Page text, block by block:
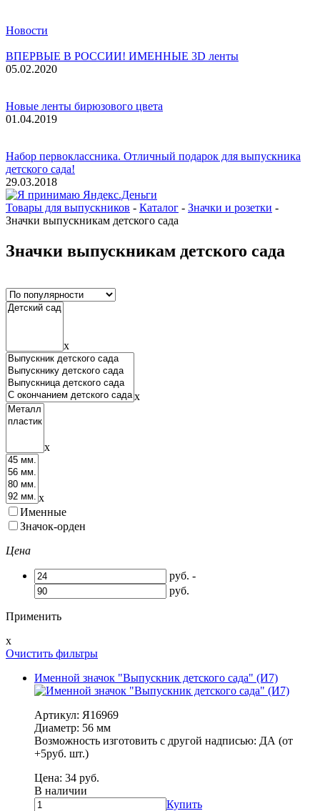
Новости
ВПЕРВЫЕ В РОССИИ! ИМЕННЫЕ 3D ленты
05.02.2020
Новые ленты бирюзового цвета
01.04.2019
Набор первоклассника. Отличный подарок для выпускника
детского сада!
29.03.2018
Товары для выпускников - Каталог - Значки и розетки -
Значки выпускникам детского сада
Значки выпускникам детского сада
x
x
x
x
Именные
Значок-орден
Цена
руб. -
руб.
Применить
x
Очистить фильтры
Именной значок "Выпускник детского сада" (И7)
Артикул: Я16969
Диаметр: 56 мм
Возможность изготовить с другой надписью: ДА (от
+5руб. шт.)
Цена: 34 руб.
В наличии
Купить